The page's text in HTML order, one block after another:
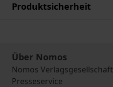
Produktsicherheit
Über Nomos
Nomos Verlagsgesellschaft
Presseservice